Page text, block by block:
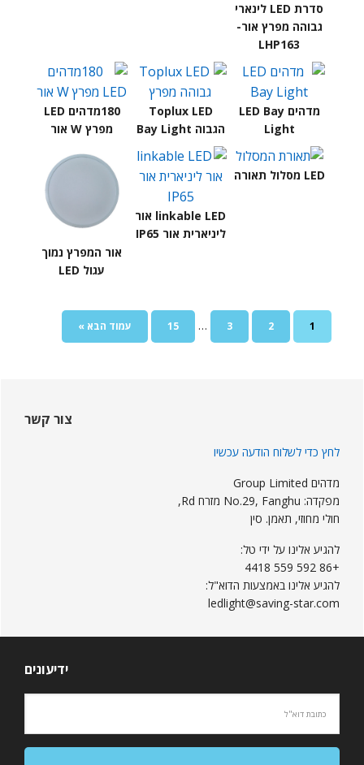
סדרת LED לינארי
גבוהה מפרץ אור-
LHP163
180מדהים LED
מפרץ W אור
Toplux LED
הגבוה Bay Light
מדהים LED Bay
Light
אור המפרץ נמוך
עגול LED
linkable LED אור
ליניארית אור IP65
LED מסלול תאורה
דף
1 דף
2 דף
3
דפי
ביניים
… דף
15
לך
ל
עמוד הבא »
צור קשר
לחץ כדי לשלוח הודעה עכשיו
מדהים Group Limited
מפקדה: No.29, Fanghu מזרח Rd,
חולי מחוזי, תאמן. סין
להגיע אלינו על ידי טל:
+86 592 559 4418
להגיע אלינו באמצעות הדוא"ל:
ledlight@saving-star.com
ידיעונים